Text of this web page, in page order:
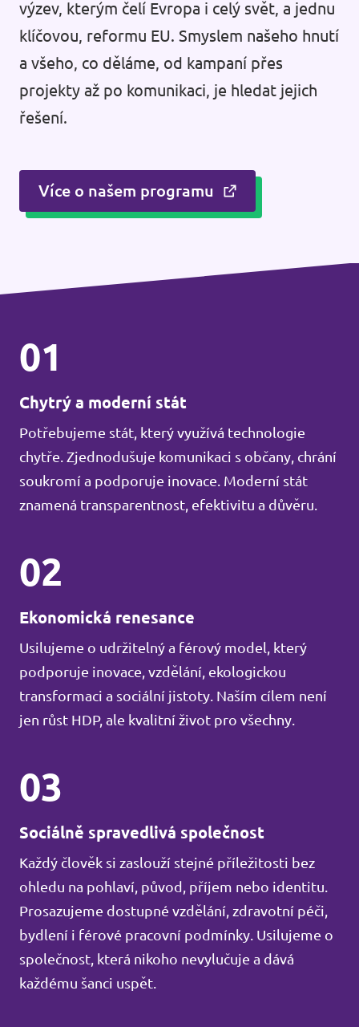
výzev, kterým čelí Evropa i celý svět, a jednu
klíčovou, reformu EU. Smyslem našeho hnutí
a všeho, co děláme, od kampaní přes
projekty až po komunikaci, je hledat jejich
řešení.
Více o našem programu
01
Chytrý a moderní stát
Potřebujeme stát, který využívá technologie
chytře. Zjednodušuje komunikaci s občany, chrání
soukromí a podporuje inovace. Moderní stát
znamená transparentnost, efektivitu a důvěru.
02
Ekonomická renesance
Usilujeme o udržitelný a férový model, který
podporuje inovace, vzdělání, ekologickou
transformaci a sociální jistoty. Naším cílem není
jen růst HDP, ale kvalitní život pro všechny.
03
Sociálně spravedlivá společnost
Každý člověk si zaslouží stejné příležitosti bez
ohledu na pohlaví, původ, příjem nebo identitu.
Prosazujeme dostupné vzdělání, zdravotní péči,
bydlení i férové pracovní podmínky. Usilujeme o
společnost, která nikoho nevylučuje a dává
každému šanci uspět.